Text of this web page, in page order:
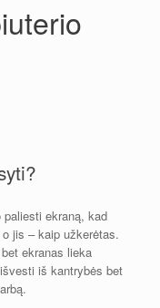
paliesti ekraną, kad
jis – kaip užkerėtas.
ekranas lieka
iš kantrybės bet